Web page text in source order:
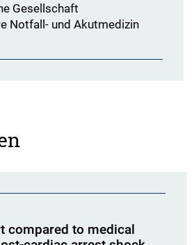
Gesellschaft
Notfall- und Akutmedizin
compared to medical